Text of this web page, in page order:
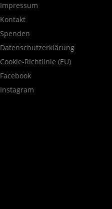
Impressum
Kontakt
Spenden
Datenschutzerklärung
Cookie-Richtlinie (EU)
Facebook
Instagram